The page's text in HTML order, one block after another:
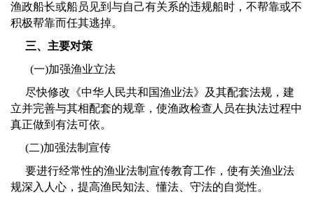
渔政船长或船员见到与自己有关系的违规船时，不帮靠或不
积极帮靠而任其逃掉。
三、主要对策
(一)加强渔业立法
尽快修改《中华人民共和国渔业法》及其配套法规，建
立并完善与其相配套的规章，使渔政检查人员在执法过程中
真正做到有法可依。
(二)加强法制宣传
要进行经常性的渔业法制宣传教育工作，使有关渔业法
规深入人心，提高渔民知法、懂法、守法的自觉性。